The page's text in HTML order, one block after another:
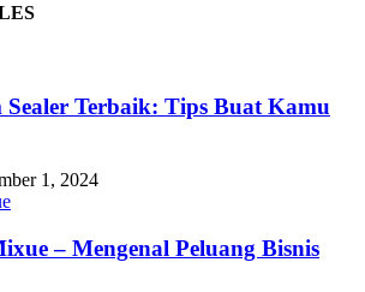
Terbaik: Tips Buat Kamu
1, 2024
– Mengenal Peluang Bisnis